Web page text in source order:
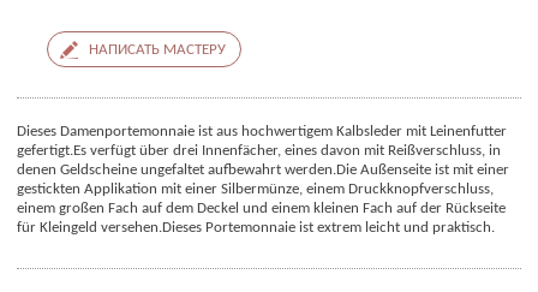
НАПИСАТЬ МАСТЕРУ
Dieses Damenportemonnaie ist aus hochwertigem Kalbsleder mit Leinenfutter
gefertigt.Es verfügt über drei Innenfächer, eines davon mit Reißverschluss, in
denen Geldscheine ungefaltet aufbewahrt werden.Die Außenseite ist mit einer
gestickten Applikation mit einer Silbermünze, einem Druckknopfverschluss,
einem großen Fach auf dem Deckel und einem kleinen Fach auf der Rückseite
für Kleingeld versehen.Dieses Portemonnaie ist extrem leicht und praktisch.